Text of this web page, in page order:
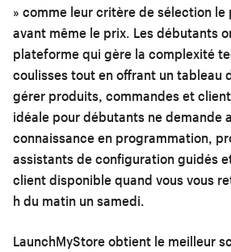
» comme leur critère de sélection
avant même le prix. Les débutants
plateforme qui gère la complexité
coulisses tout en offrant un tableau
gérer produits, commandes et
idéale pour débutants ne demande
connaissance en programmation,
assistants de configuration guidés
client disponible quand vous vous
h du matin un samedi.
LaunchMyStore obtient le meilleur